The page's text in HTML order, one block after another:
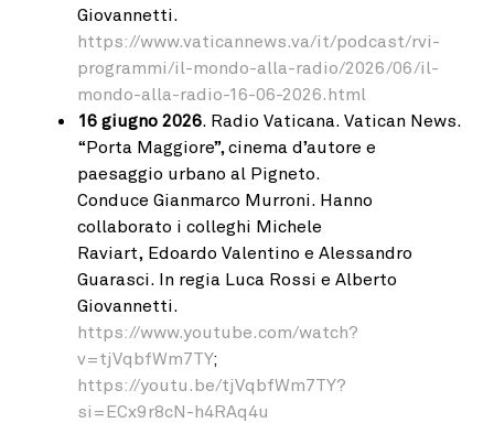
Giovannetti.
https://www.vaticannews.va/it/podcast/rvi-
programmi/il-mondo-alla-radio/2026/06/il-
mondo-alla-radio-16-06-2026.html
16 giugno 2026. Radio Vaticana. Vatican News.
“Porta Maggiore”, cinema d’autore e
paesaggio urbano al Pigneto.
Conduce Gianmarco Murroni. Hanno
collaborato i colleghi Michele
Raviart, Edoardo Valentino e Alessandro
Guarasci. In regia Luca Rossi e Alberto
Giovannetti.
https://www.youtube.com/watch?
v=tjVqbfWm7TY;
https://youtu.be/tjVqbfWm7TY?
si=ECx9r8cN-h4RAq4u